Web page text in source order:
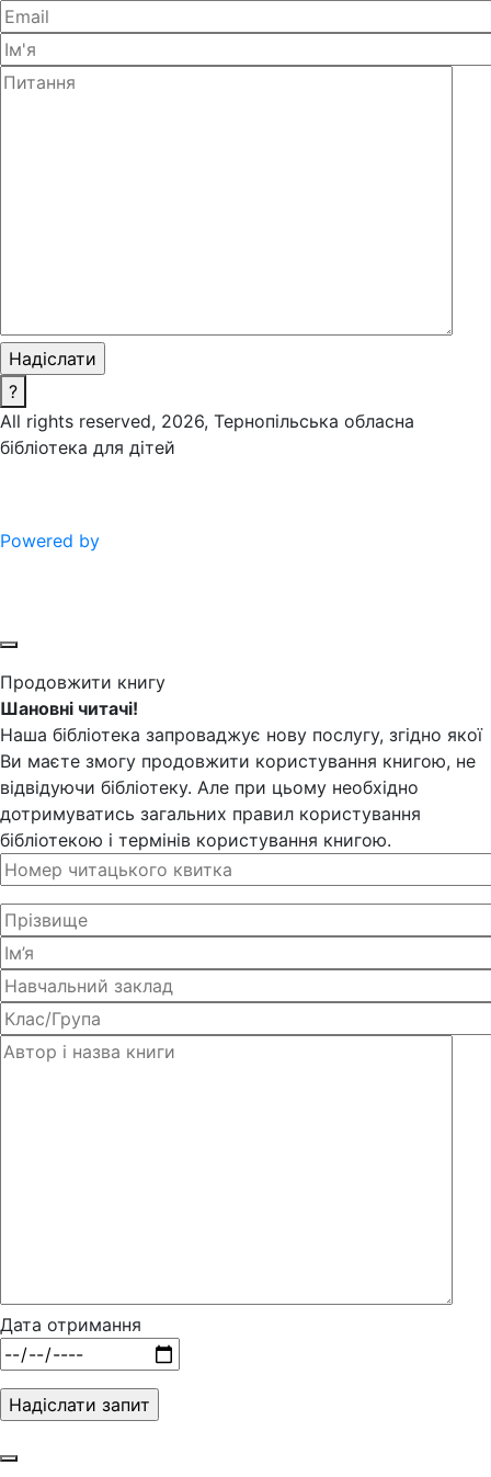
?
All rights reserved, 2026, Тернопільська обласна
бібліотека для дітей
Powered by
Продовжити книгу
Шановні читачі!
Наша бібліотека запроваджує нову послугу, згідно якої
Ви маєте змогу продовжити користування книгою, не
відвідуючи бібліотеку. Але при цьому необхідно
дотримуватись загальних правил користування
бібліотекою і термінів користування книгою.
Дата отримання